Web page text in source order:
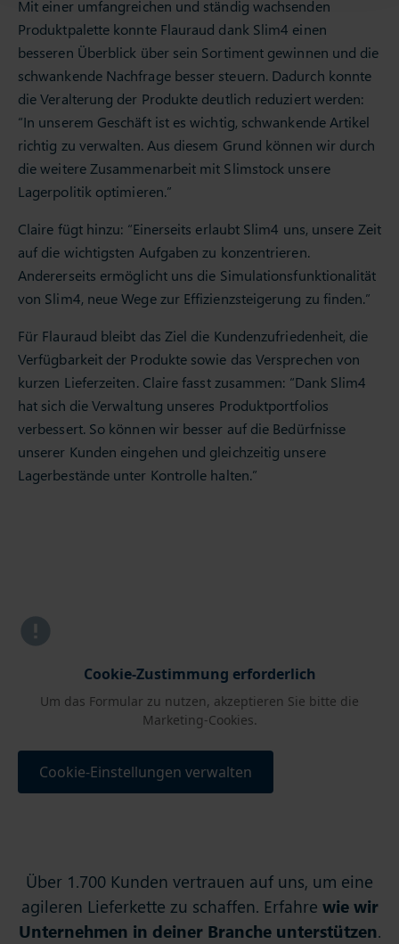
Mit einer umfangreichen und ständig wachsenden
Produktpalette konnte Flauraud dank Slim4 einen
besseren Überblick über sein Sortiment gewinnen und die
schwankende Nachfrage besser steuern. Dadurch konnte
die Veralterung der Produkte deutlich reduziert werden:
“In unserem Geschäft ist es wichtig, schwankende Artikel
richtig zu verwalten. Aus diesem Grund können wir durch
die weitere Zusammenarbeit mit Slimstock unsere
Lagerpolitik optimieren.”
Claire fügt hinzu: “Einerseits erlaubt Slim4 uns, unsere Zeit
auf die wichtigsten Aufgaben zu konzentrieren.
Andererseits ermöglicht uns die Simulationsfunktionalität
von Slim4, neue Wege zur Effizienzsteigerung zu finden.”
Für Flauraud bleibt das Ziel die Kundenzufriedenheit, die
Verfügbarkeit der Produkte sowie das Versprechen von
kurzen Lieferzeiten. Claire fasst zusammen: “Dank Slim4
hat sich die Verwaltung unseres Produktportfolios
verbessert. So können wir besser auf die Bedürfnisse
unserer Kunden eingehen und gleichzeitig unsere
Lagerbestände unter Kontrolle halten.”
Cookie-Zustimmung erforderlich
Um das Formular zu nutzen, akzeptieren Sie bitte die
Marketing-Cookies.
Cookie-Einstellungen verwalten
Über 1.700 Kunden vertrauen auf uns, um eine
agileren Lieferkette zu schaffen. Erfahre wie wir
Unternehmen in deiner Branche unterstützen.